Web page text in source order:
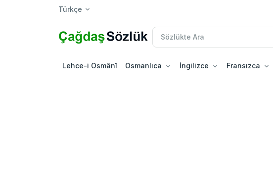
Türkçe
Lehce-i Osmânî Osmanlıca İngilizce Fransızca